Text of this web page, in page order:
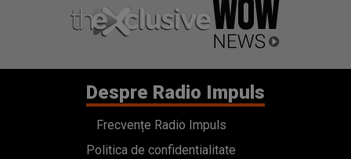
Despre Radio Impuls
Frecvențe Radio Impuls
Politica de confidentialitate